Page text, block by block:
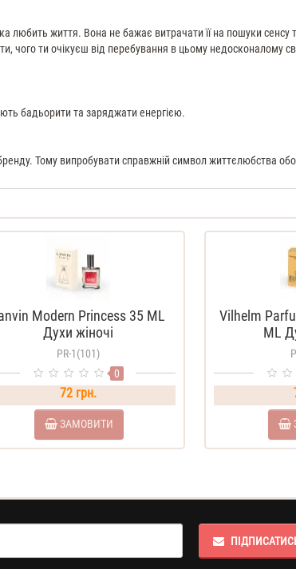
любить життя. Вона не бажає витрачати її на пошуки сенсу
чого ти очікуєш від перебування в цьому недосконалому
бадьорити та заряджати енергією.
Тому випробувати справжній символ життєлюбства
Modern Princess 35 ML
Духи жіночі
PR-1(101)
0
72 грн.
ЗАМОВИТИ
Vilhelm
ML